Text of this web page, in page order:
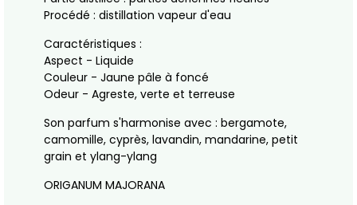
Procédé : distillation vapeur d'eau
Caractéristiques :
Aspect - Liquide
Couleur - Jaune pâle à foncé
Odeur - Agreste, verte et terreuse
Son parfum s'harmonise avec : bergamote,
camomille, cyprès, lavandin, mandarine, petit
grain et ylang-ylang
ORIGANUM MAJORANA